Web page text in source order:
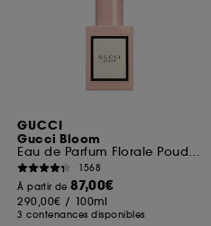
GUCCI
Gucci Bloom
Eau de Parfum Florale Poudrée
1568
À partir de87,00€
290,00€ / 100ml
3 contenances disponibles